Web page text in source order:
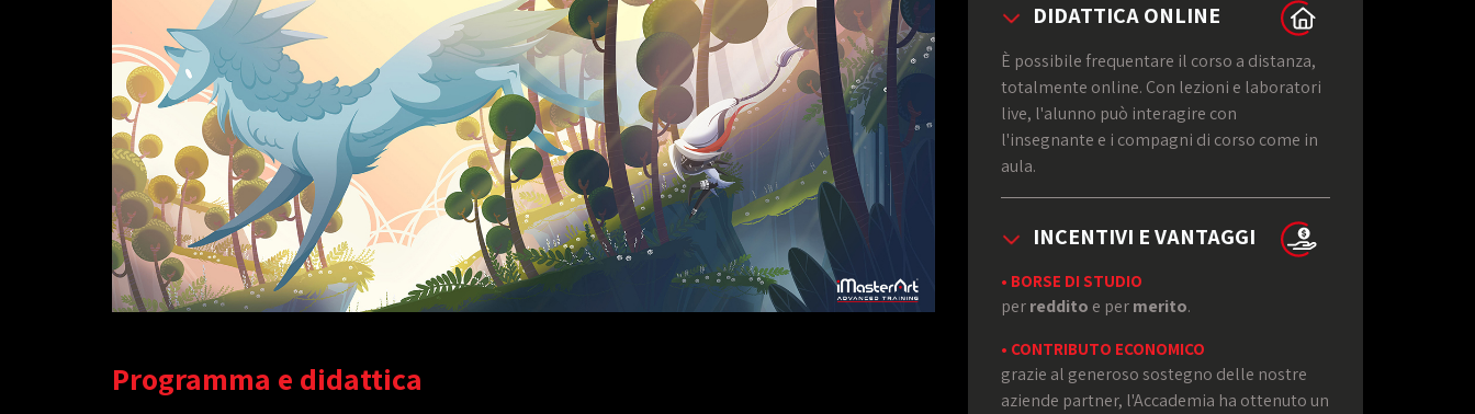
Programma e didattica
DIDATTICA ONLINE
È possibile frequentare il corso a distanza,
totalmente online. Con lezioni e laboratori
live, l'alunno può interagire con
l'insegnante e i compagni di corso come in
aula.
INCENTIVI E VANTAGGI
• BORSE DI STUDIO
perreddito e permerito.
• CONTRIBUTO ECONOMICO
grazie al generoso sostegno delle nostre
aziende partner, l'Accademia ha ottenuto un